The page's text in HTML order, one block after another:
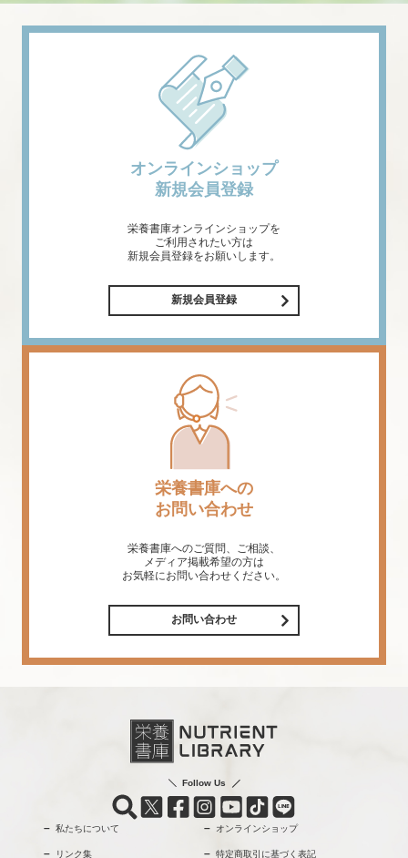
オンラインショップ
新規会員登録
栄養書庫オンラインショップを
ご利用されたい方は
新規会員登録をお願いします。
新規会員登録
栄養書庫への
お問い合わせ
栄養書庫へのご質問、ご相談、
メディア掲載希望の方は
お気軽にお問い合わせください。
お問い合わせ
Follow Us
私たちについて オンラインショップ
リンク集 特定商取引に基づく表記